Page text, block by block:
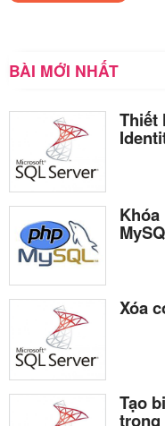
BÀI MỚI NHẤT
Thiết
Xóa
Tạo
trong